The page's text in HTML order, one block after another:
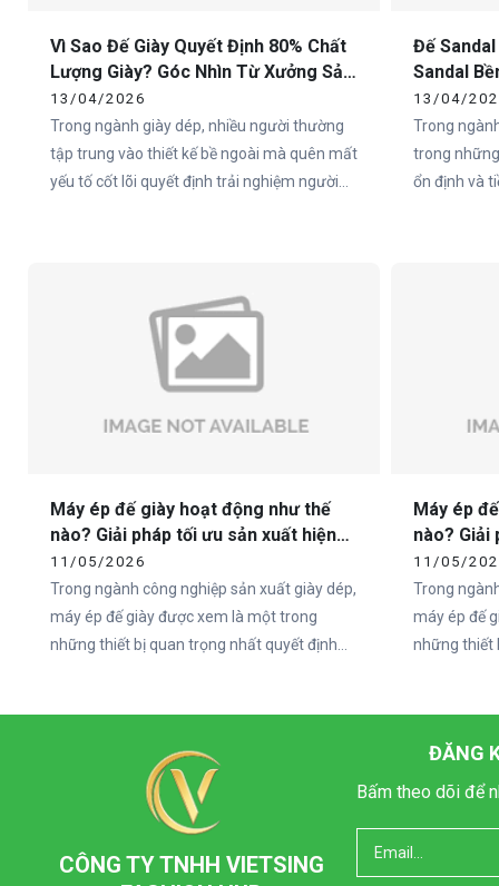
Vì Sao Đế Giày Quyết Định 80% Chất
Lượng Giày? Góc Nhìn Từ Xưởng Sản
Xuất
13/04/2026
Trong ngành giày dép, nhiều người thường
tập trung vào thiết kế bề ngoài mà quên mất
yếu tố cốt lõi quyết định trải nghiệm người
Đế
Sandal
Cho
13/04/
Trong
trong
ổn định và
Máy ép đế giày hoạt động như thế
nào? Giải pháp tối ưu sản xuất hiện
đại cùng Vietcha
11/05/2026
Trong ngành công nghiệp sản xuất giày dép,
máy ép đế giày được xem là một trong
những thiết bị quan trọng nhất quyết định
trọng vào mẫu mã mà còn đầu tư mạnh vào
hệ thống máy móc hiện đại nhằm nâng cao
năng suất và tối ưu quy trình sản xuất.
Trong đó, Vietcha là một trong những đơn vị
cung cấp máy móc ngành giày uy tín tại Việt
Máy ép
nào? Giải
đại cùng
11/05/
Trong
máy ép đế
những thiết
trọng vào
hệ thống
CÔNG TY TNHH VIETSING
ĐĂNG
Bấm theo dõi để